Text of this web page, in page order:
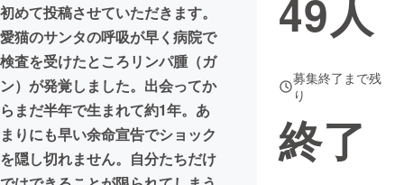
初めて投稿させていただきます。
愛猫のサンタの呼吸が早く病院で
検査を受けたところリンパ腫（ガ
ン）が発覚しました。出会ってか
らまだ半年で生まれて約1年。あ
まりにも早い余命宣告でショック
を隠し切れません。自分たちだけ
49人
募集終了まで残
り
終了